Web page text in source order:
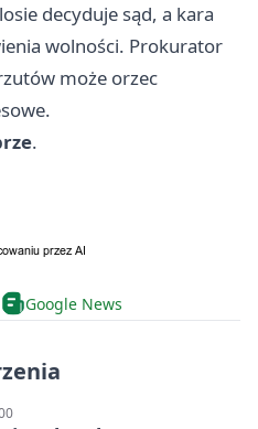
decyduje sąd, a kara
wolności. Prokurator
może orzec
.
Google News